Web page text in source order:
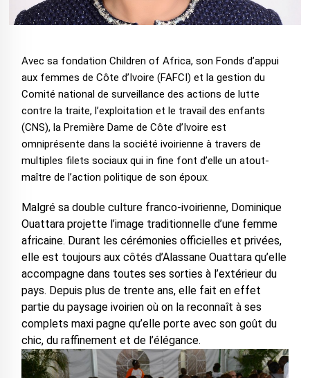
Avec sa fondation Children of Africa, son Fonds d’appui
aux femmes de Côte d’Ivoire (FAFCI) et la gestion du
Comité national de surveillance des actions de lutte
contre la traite, l’exploitation et le travail des enfants
(CNS), la Première Dame de Côte d’Ivoire est
omniprésente dans la société ivoirienne à travers de
multiples filets sociaux qui in fine font d’elle un atout-
maître de l’action politique de son époux.
Malgré sa double culture franco-ivoirienne, Dominique
Ouattara projette l’image traditionnelle d’une femme
africaine. Durant les cérémonies officielles et privées,
elle est toujours aux côtés d’Alassane Ouattara qu’elle
accompagne dans toutes ses sorties à l’extérieur du
pays. Depuis plus de trente ans, elle fait en effet
partie du paysage ivoirien où on la reconnaît à ses
complets maxi pagne qu’elle porte avec son goût du
chic, du raffinement et de l’élégance.